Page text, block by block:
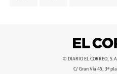
© DIARIO EL CORREO,
C/ Gran Vía 45, 3ª